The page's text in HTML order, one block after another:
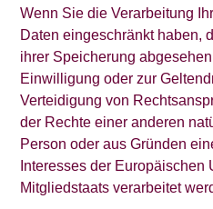
Wenn Sie die Verarbeitung
Daten eingeschränkt haben,
ihrer Speicherung
Einwilligung oder zur
Verteidigung von
der Rechte einer anderen
Person oder aus Gründen
Interesses der Europäischen
Mitgliedstaats verarbeitet